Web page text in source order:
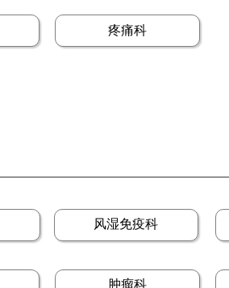
疼痛科
风湿免疫科
肿瘤科